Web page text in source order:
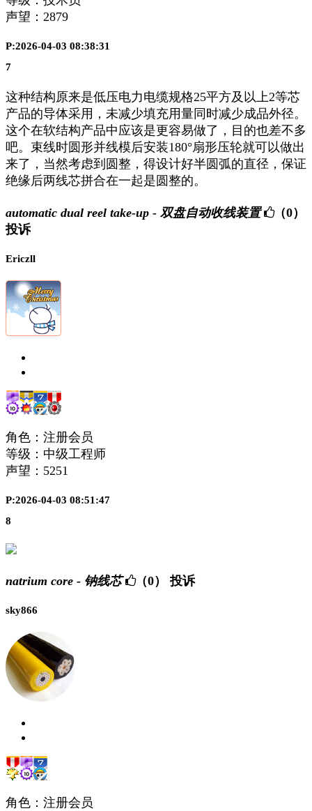
声望： 2879
P:2026-04-03 08:38:31
7
这种结构原来是低压电力电缆规格25平方及以上2等芯
产品的导体采用，未减少填充用量同时减少成品外径。
这个在软结构产品中应该是更容易做了，目的也差不多
吧。束线时圆形并线模后安装180°扇形压轮就可以做出
来了，当然考虑到圆整，得设计好半圆弧的直径，保证
绝缘后两线芯拼合在一起是圆整的。
automatic dual reel take-up - 双盘自动收线装置
（0）
投诉
Ericzll
角色：注册会员
等级：中级工程师
声望： 5251
P:2026-04-03 08:51:47
8
natrium core - 钠线芯 （0） 投诉
sky866
角色：注册会员